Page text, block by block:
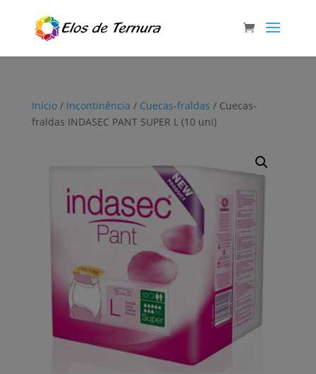
Início/ Incontinência / Cuecas-fraldas / Cuecas-
fraldas INDASEC PANT SUPER L (10 uni)